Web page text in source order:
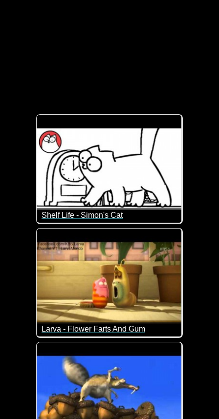
Shelf Life - Simon's Cat
Wo diese Katze ist, geht immer irgendwas kaputt...
Larva - Flower Farts And Gum
Zwei nette Kurzfilme von Larva. Sinnfrei, aber